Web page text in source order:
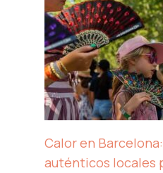
Calor en
auténticos locales